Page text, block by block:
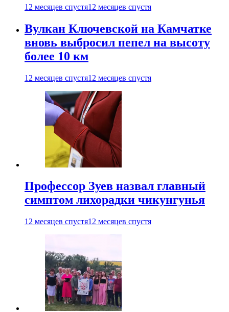
12 месяцев спустя12 месяцев спустя
Вулкан Ключевской на Камчатке
вновь выбросил пепел на высоту
более 10 км
12 месяцев спустя12 месяцев спустя
Профессор Зуев назвал главный
симптом лихорадки чикунгунья
12 месяцев спустя12 месяцев спустя